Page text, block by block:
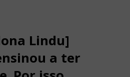
Lindu]
a ter